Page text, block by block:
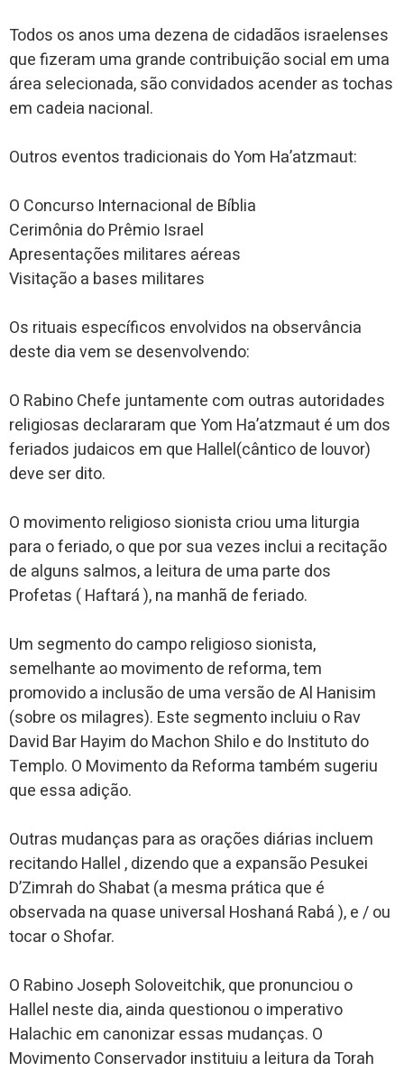
Todos os anos uma dezena de cidadãos israelenses
que fizeram uma grande contribuição social em uma
área selecionada, são convidados acender as tochas
em cadeia nacional.
Outros eventos tradicionais do Yom Ha’atzmaut:
O Concurso Internacional de Bíblia
Cerimônia do Prêmio Israel
Apresentações militares aéreas
Visitação a bases militares
Os rituais específicos envolvidos na observância
deste dia vem se desenvolvendo:
O Rabino Chefe juntamente com outras autoridades
religiosas declararam que Yom Ha’atzmaut é um dos
feriados judaicos em que Hallel(cântico de louvor)
deve ser dito.
O movimento religioso sionista criou uma liturgia
para o feriado, o que por sua vezes inclui a recitação
de alguns salmos, a leitura de uma parte dos
Profetas ( Haftará ), na manhã de feriado.
Um segmento do campo religioso sionista,
semelhante ao movimento de reforma, tem
promovido a inclusão de uma versão de Al Hanisim
(sobre os milagres). Este segmento incluiu o Rav
David Bar Hayim do Machon Shilo e do Instituto do
Templo. O Movimento da Reforma também sugeriu
que essa adição.
Outras mudanças para as orações diárias incluem
recitando Hallel , dizendo que a expansão Pesukei
D’Zimrah do Shabat (a mesma prática que é
observada na quase universal Hoshaná Rabá ), e / ou
tocar o Shofar.
O Rabino Joseph Soloveitchik, que pronunciou o
Hallel neste dia, ainda questionou o imperativo
Halachic em canonizar essas mudanças. O
Movimento Conservador instituiu a leitura da Torah